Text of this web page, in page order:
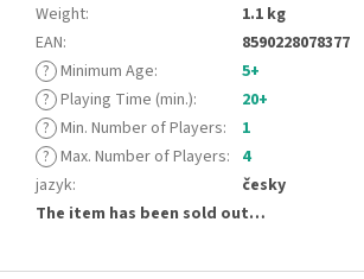
Weight:
1.1 kg
EAN:
8590228078377
? Minimum Age:
5+
? Playing Time (min.):
20+
? Min. Number of Players:
1
? Max. Number of Players: 4
jazyk:
česky
The item has been sold out…